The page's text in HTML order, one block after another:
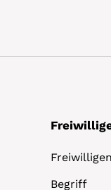
Begriff